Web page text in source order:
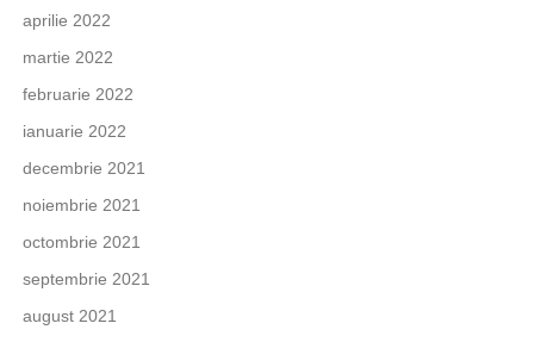
aprilie 2022
martie 2022
februarie 2022
ianuarie 2022
decembrie 2021
noiembrie 2021
octombrie 2021
septembrie 2021
august 2021